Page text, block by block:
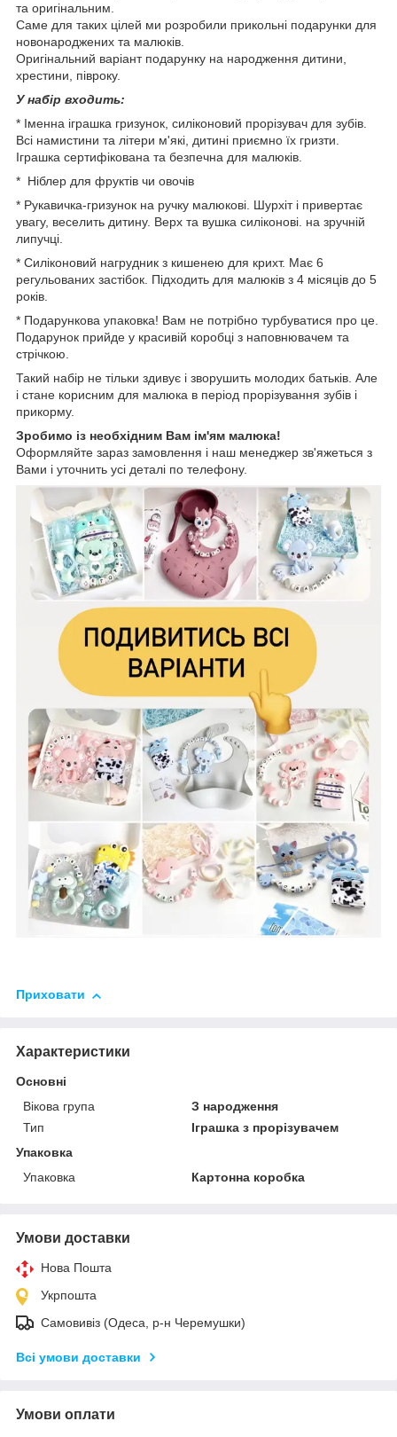
та оригінальним.
Саме для таких цілей ми розробили прикольні подарунки для
новонароджених та малюків.
Оригінальний варіант подарунку на народження дитини,
хрестини, півроку.
У набір входить:
* Іменна іграшка гризунок, силіконовий прорізувач для зубів.
Всі намистини та літери м'які, дитині приємно їх гризти.
Іграшка сертифікована та безпечна для малюків.
* Ніблер для фруктів чи овочів
* Рукавичка-гризунок на ручку малюкові. Шурхіт і привертає
увагу, веселить дитину. Верх та вушка силіконові. на зручній
липучці.
* Силіконовий нагрудник з кишенею для крихт. Має 6
регульованих застібок. Підходить для малюків з 4 місяців до 5
років.
* Подарункова упаковка! Вам не потрібно турбуватися про це.
Подарунок прийде у красивій коробці з наповнювачем та
стрічкою.
Такий набір не тільки здивує і зворушить молодих батьків. Але
і стане корисним для малюка в період прорізування зубів і
прикорму.
Зробимо із необхідним Вам ім'ям малюка!
Оформляйте зараз замовлення і наш менеджер зв'яжеться з
Вами і уточнить усі деталі по телефону.
Приховати
Характеристики
Основні
Вікова група
З народження
Тип
Іграшка з прорізувачем
Упаковка
Упаковка
Картонна коробка
Умови доставки
Нова Пошта
Укрпошта
Самовивіз (Одеса, р-н Черемушки)
Всі умови доставки
Умови оплати